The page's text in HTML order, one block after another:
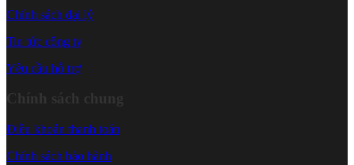
Chính sách đại lý
Tin tức công ty
Yêu cầu hỗ trợ
Chính sách chung
Điều khoản thanh toán
Chính sách bảo hành